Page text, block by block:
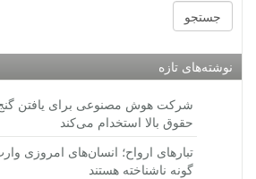
نوشته‌های تازه
شرکت هوش مصنوعی برای یافتن گنج،
حقوق بالا استخدام می‌کند
تبارهای ارواح؛ انسان‌های امروزی
گونه ناشناخته هستند